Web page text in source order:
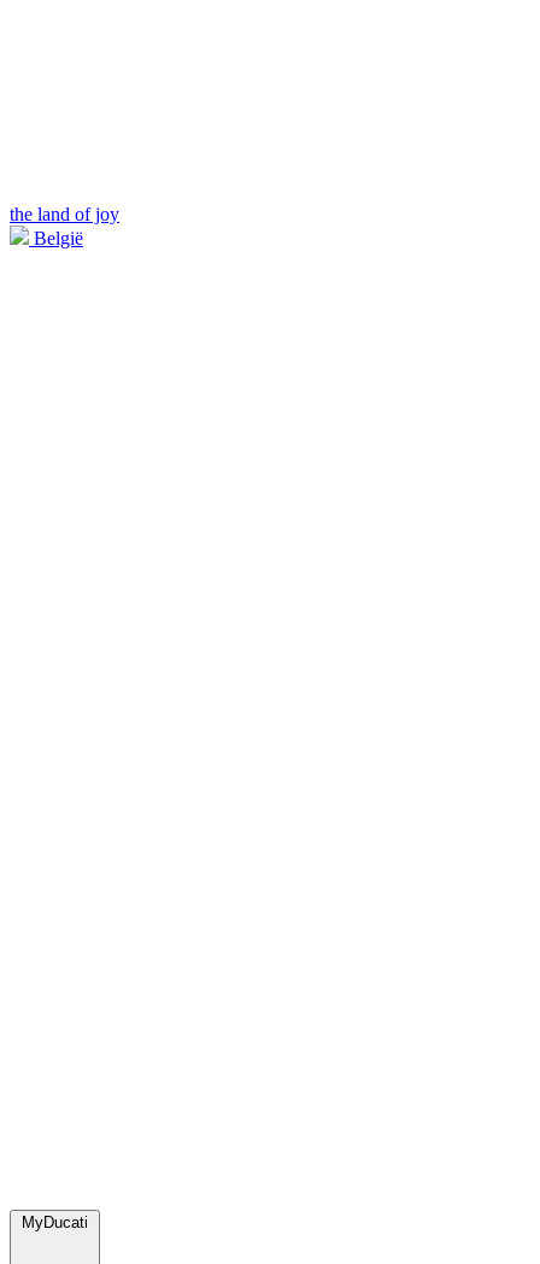
the land of joy
België
MyDucati